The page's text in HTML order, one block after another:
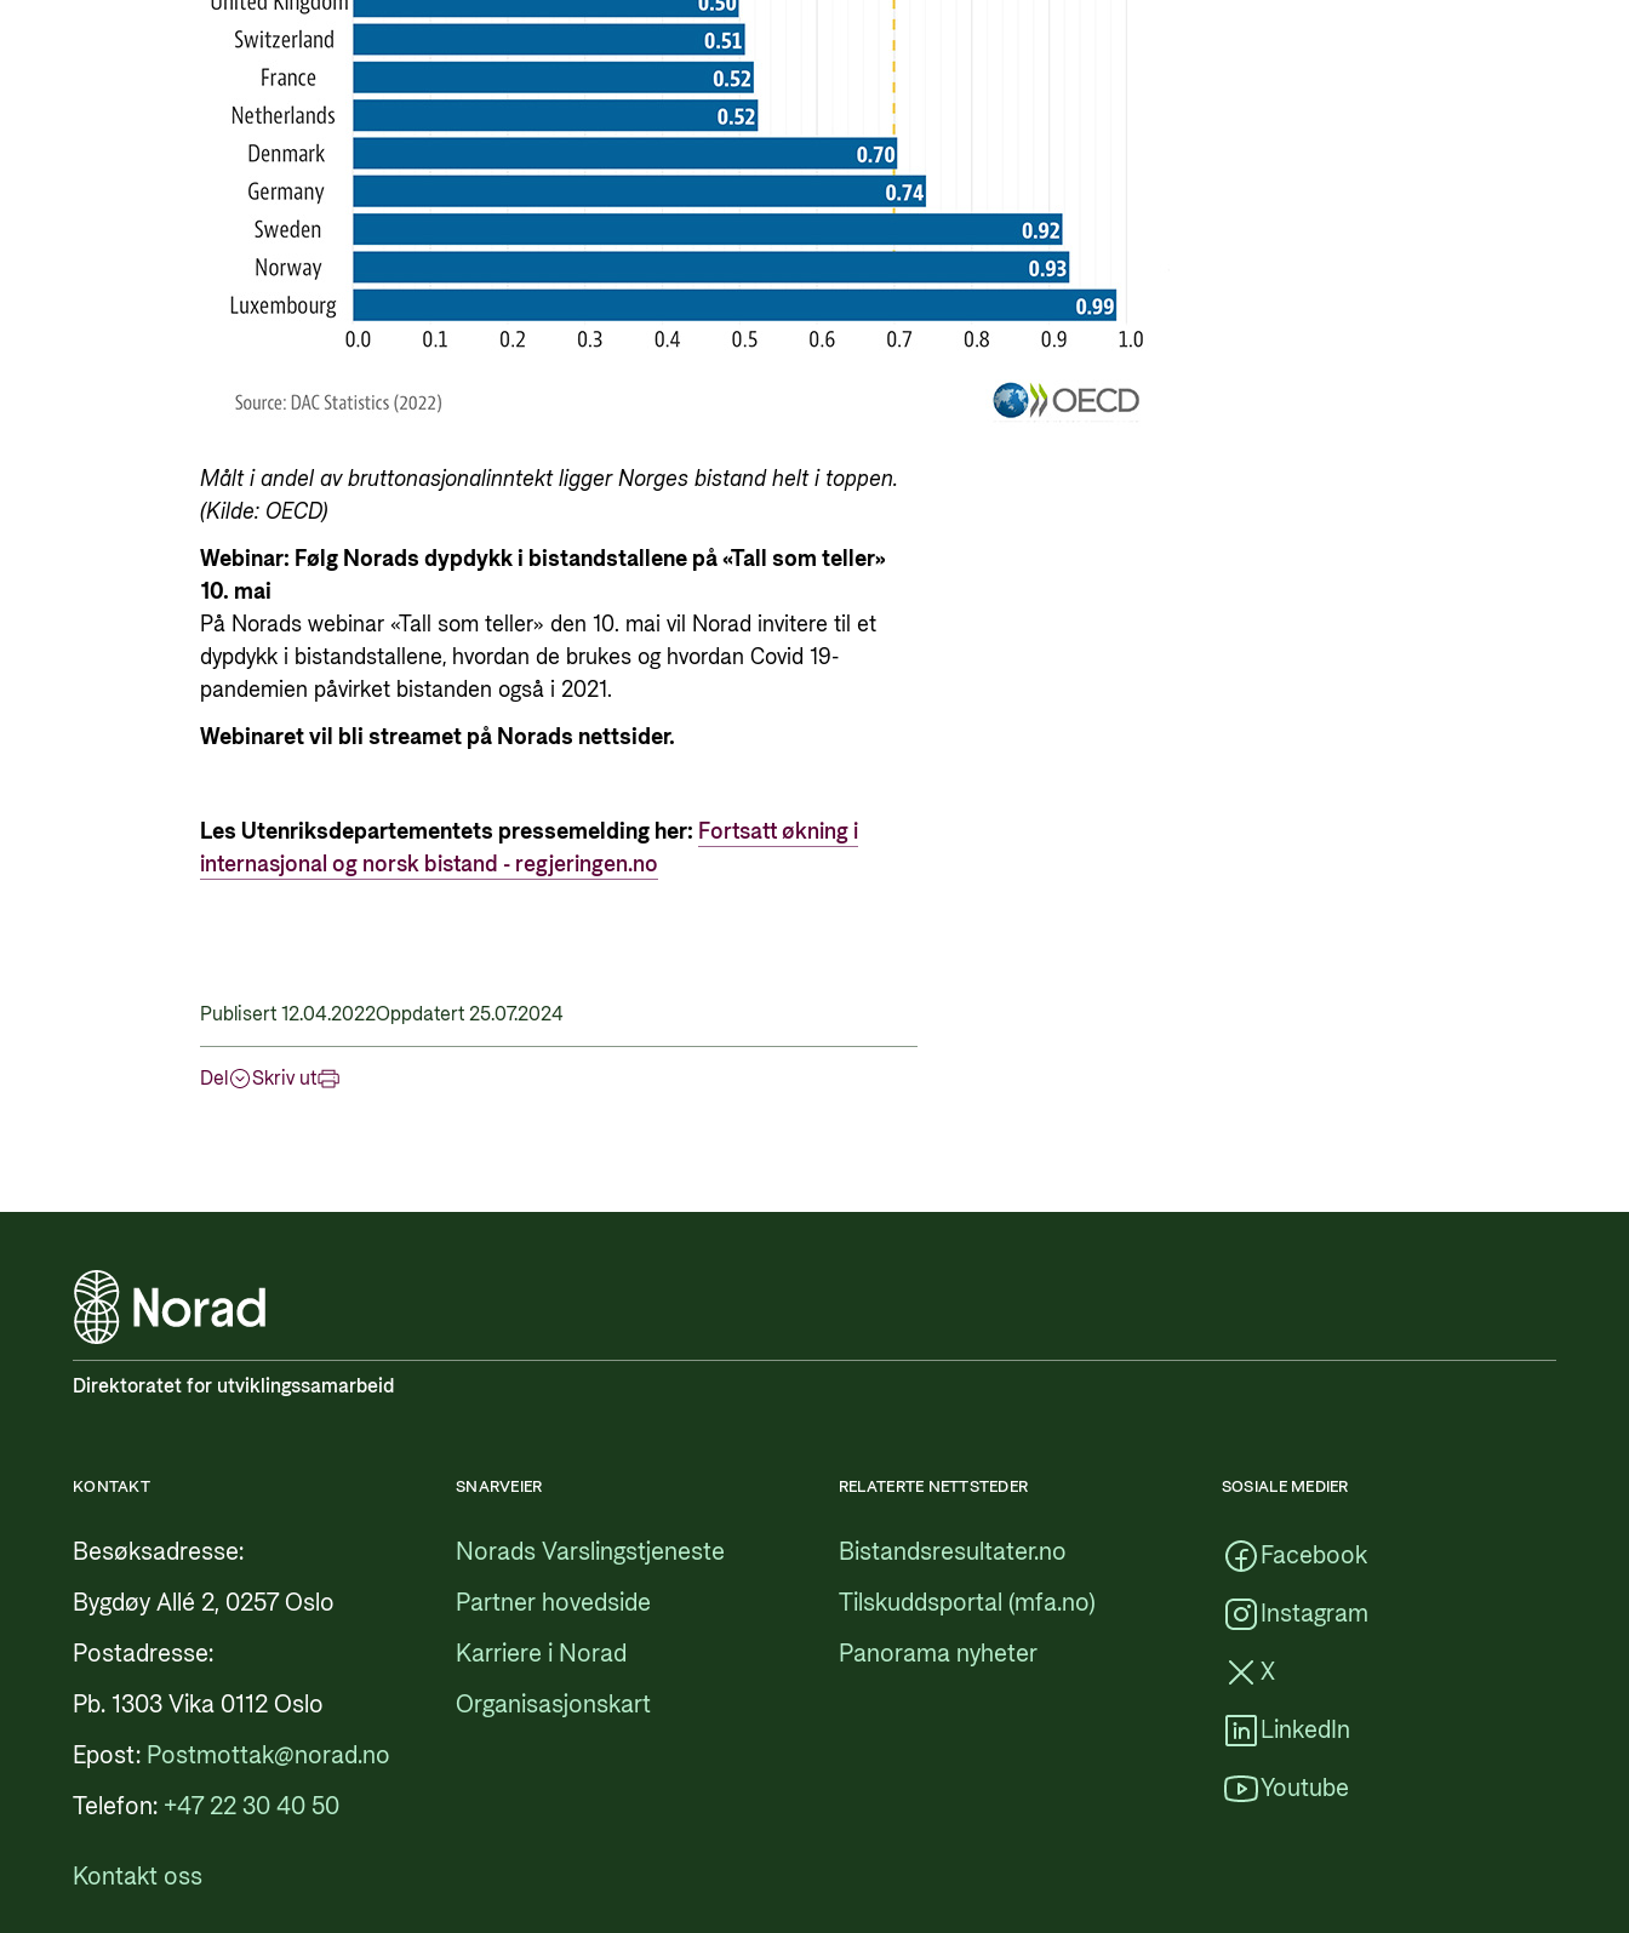
Målt i andel av bruttonasjonalinntekt ligger Norges bistand helt i toppen.
(Kilde: OECD)
Webinar: Følg Norads dypdykk i bistandstallene på «Tall som teller»
10. mai
På Norads webinar «Tall som teller» den 10. mai vil Norad invitere til et
dypdykk i bistandstallene, hvordan de brukes og hvordan Covid 19-
pandemien påvirket bistanden også i 2021.
Webinaret vil bli streamet på Norads nettsider.
Les Utenriksdepartementets pressemelding her: Fortsatt økning i
internasjonal og norsk bistand - regjeringen.no
Publisert 12.04.2022Oppdatert 25.07.2024
Del Skriv ut
Direktoratet for utviklingssamarbeid
KONTAKT
Besøksadresse:
Bygdøy Allé 2, 0257 Oslo
Postadresse:
Pb. 1303 Vika 0112 Oslo
Epost: Postmottak@norad.no
Telefon: +47 22 30 40 50
Kontakt oss
SNARVEIER
Norads Varslingstjeneste
Partner hovedside
Karriere i Norad
Organisasjonskart
RELATERTE NETTSTEDER
Bistandsresultater.no
Tilskuddsportal (mfa.no)
Panorama nyheter
SOSIALE MEDIER
Facebook
Instagram
X
LinkedIn
Youtube